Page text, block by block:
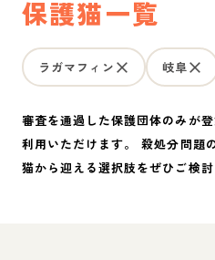
保護猫一覧
ラガマフィン 岐阜
審査を通過した保護団体のみが
利用いただけます。 殺処分問題
猫から迎える選択肢をぜひご検討